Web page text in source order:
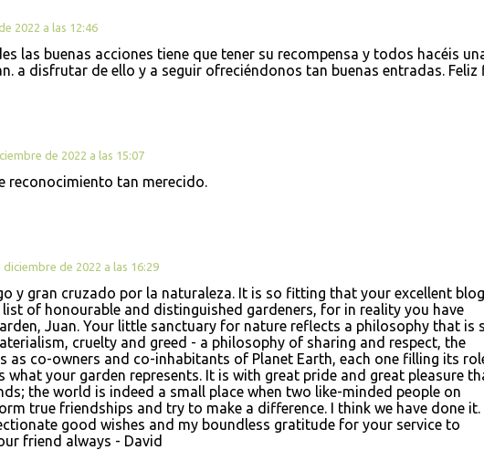
2022 a las 12:46
las buenas acciones tiene que tener su recompensa y todos hacéis
a disfrutar de ello y a seguir ofreciéndonos tan buenas entradas. Feliz
de 2022 a las 15:07
reconocimiento tan merecido.
diciembre de 2022 a las 16:29
y gran cruzado por la naturaleza. It is so fitting that your excellent blog
of honourable and distinguished gardeners, for in reality you have
Juan. Your little sanctuary for nature reflects a philosophy that is
cruelty and greed - a philosophy of sharing and respect, the
as co-owners and co-inhabitants of Planet Earth, each one filling its
your garden represents. It is with great pride and great pleasure
the world is indeed a small place when two like-minded people on
true friendships and try to make a difference. I think we have done it.
good wishes and my boundless gratitude for your service to
friend always - David